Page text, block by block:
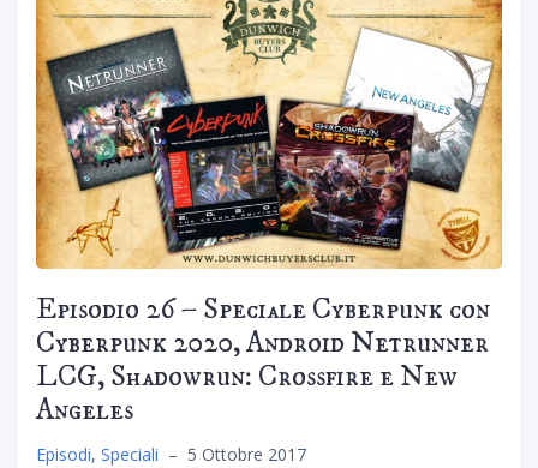
Episodio 26 – Speciale Cyberpunk con
Cyberpunk 2020, Android Netrunner
LCG, Shadowrun: Crossfire e New
Angeles
Episodi, Speciali – 5 Ottobre 2017